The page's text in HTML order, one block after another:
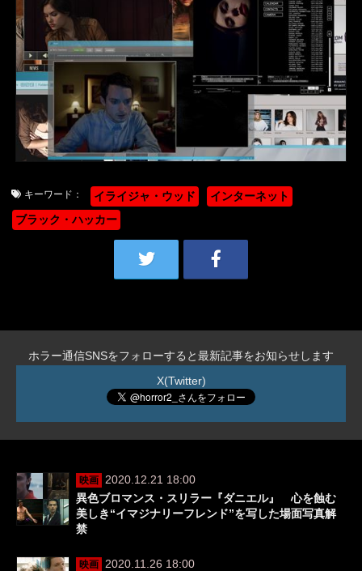
キーワード： イライジャ・ウッド
インターネット
ブラック・ハッカー
ホラー通信SNSをフォローすると最新記事をお知らせします
X(Twitter)
映画 2020.12.21 18:00
異色ブロマンス・スリラー『ダニエル』 心を蝕む
美しき“イマジナリーフレンド”を写した場面写真解
禁
映画 2020.11.26 18:00